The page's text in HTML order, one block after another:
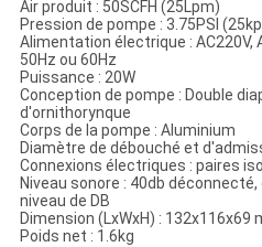
Air produit : 50SCFH (25Lpm)
Pression de pompe : 3.75PSI
Alimentation électrique : AC220V,
50Hz ou 60Hz
Puissance : 20W
Conception de pompe : Double
d'ornithorynque
Corps de la pompe : Aluminium
Diamètre de débouché et
Connexions électriques : paires
Niveau sonore : 40db
niveau de DB
Dimension (LxWxH) : 132x116x69
Poids net : 1.6kg